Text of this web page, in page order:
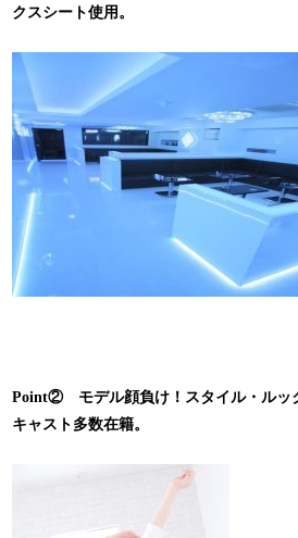
クスシート使用。
Point② モデル顔負け！スタイル・ルッ
キャスト多数在籍。